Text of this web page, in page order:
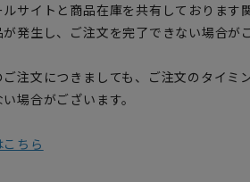
サイトと商品在庫を共有しております
発生し、ご注文を完了できない場合が
注文につきましても、ご注文のタイミ
場合がございます。
ちら